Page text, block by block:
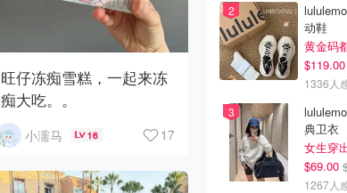
旺仔冻痴雪糕，一起来冻
痴大吃。。
小濡马 16 17
动鞋
黄金码
$119.00
1336人
典卫衣
女生穿
$69.00
1267人